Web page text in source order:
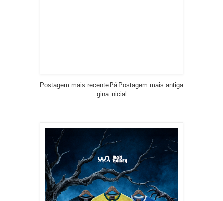
Postagem mais recente Postagem mais antiga
Pá
gina inicial